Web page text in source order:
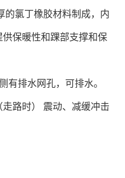
氯丁橡胶材料制成，内
保暖性和踝部支撑和保
排水网孔，可排水。
路时） 震动、减缓冲击